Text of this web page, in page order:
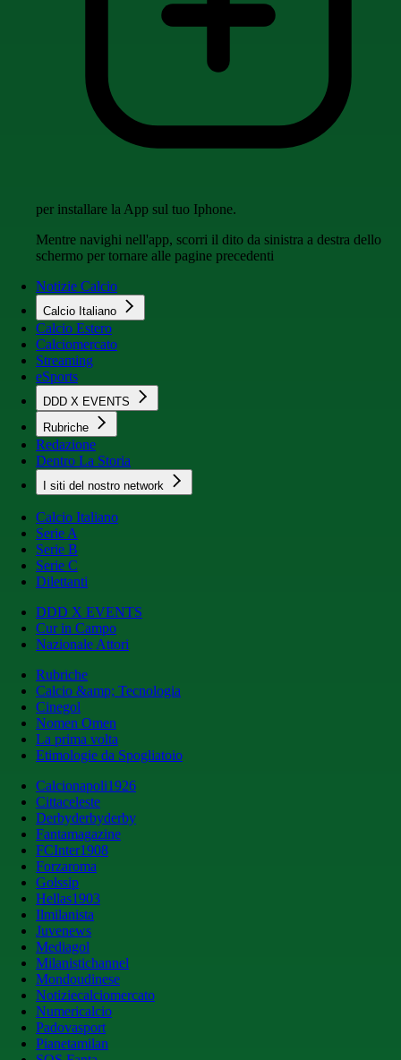
per installare la App sul tuo Iphone.
Mentre navighi nell'app, scorri il dito da sinistra a destra dello
schermo per tornare alle pagine precedenti
Notizie Calcio
Calcio Italiano
Calcio Estero
Calciomercato
Streaming
eSports
DDD X EVENTS
Rubriche
Redazione
Dentro La Storia
I siti del nostro network
Calcio Italiano
Serie A
Serie B
Serie C
Dilettanti
DDD X EVENTS
Cur in Campo
Nazionale Attori
Rubriche
Calcio &amp; Tecnologia
Cinegol
Nomen Omen
La prima volta
Etimologie da Spogliatoio
Calcionapoli1926
Cittaceleste
Derbyderbyderby
Fantamagazine
FCInter1908
Forzaroma
Golssip
Hellas1903
Ilmilanista
Juvenews
Mediagol
Milanistichannel
Mondoudinese
Notiziecalciomercato
Numericalcio
Padovasport
Pianetamilan